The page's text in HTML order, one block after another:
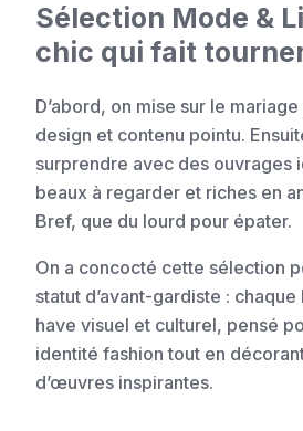
Sélection Mode &
chic qui fait
D’abord, on mise sur le
design et contenu pointu.
surprendre avec des ouvrages
beaux à regarder et riches en
Bref, que du lourd pour épater.
On a concocté cette sélection
statut d’avant-gardiste :
have visuel et culturel, pensé
identité fashion tout en
d’œuvres inspirantes.